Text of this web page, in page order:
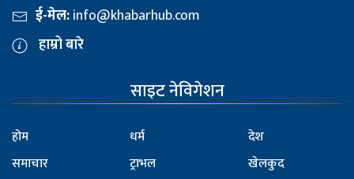
ई-मेल:info@khabarhub.com
हाम्रो बारे
साइट नेविगेशन
होम
समाचार
धर्म
ट्राभल
देश
खेलकुद